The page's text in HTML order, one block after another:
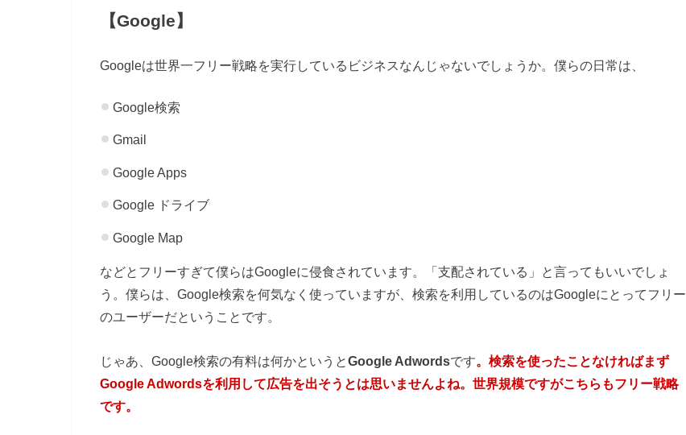
【Google】
Googleは世界一フリー戦略を実行しているビジネスなんじゃないでしょうか。僕らの日常は、
Google検索
Gmail
Google Apps
Google ドライブ
Google Map
などとフリーすぎて僕らはGoogleに侵食されています。「支配されている」と言ってもいいでしょ
う。僕らは、Google検索を何気なく使っていますが、検索を利用しているのはGoogleにとってフリー
のユーザーだということです。
じゃあ、Google検索の有料は何かというとGoogle Adwordsです。検索を使ったことなければまず
Google Adwordsを利用して広告を出そうとは思いませんよね。世界規模ですがこちらもフリー戦略
です。